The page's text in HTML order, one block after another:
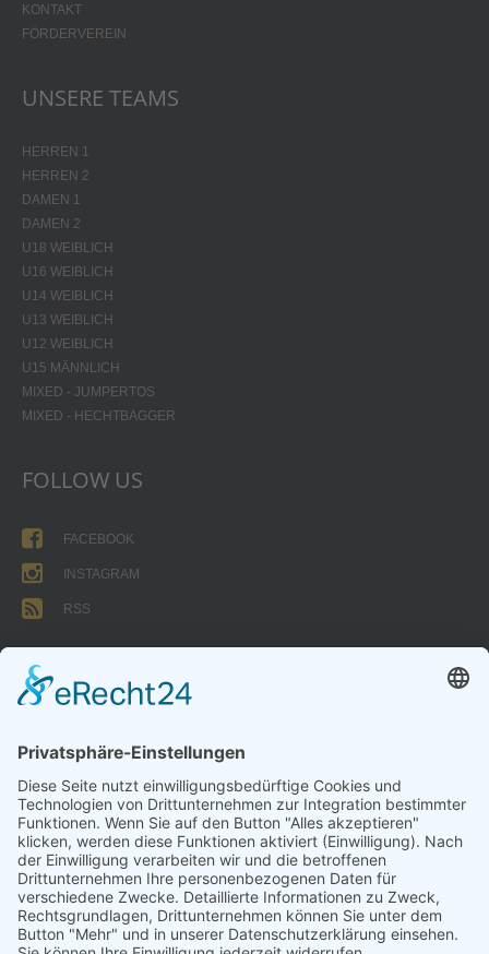
KONTAKT
FÖRDERVEREIN
UNSERE TEAMS
HERREN 1
HERREN 2
DAMEN 1
DAMEN 2
U18 WEIBLICH
U16 WEIBLICH
U14 WEIBLICH
U13 WEIBLICH
U12 WEIBLICH
U15 MÄNNLICH
MIXED - JUMPERTOS
MIXED - HECHTBAGGER
FOLLOW US
FACEBOOK
INSTAGRAM
RSS
FORMULARE
Abteilungsbeitrag aktive Spieler:
Jugendliche unter 18: 25 EUR
Erwachsene: 50 EUR
UMMELDEANTRAG
ÜBUNGSLEITERZUWENDUNGEN
INTERNE DOKUMENTE